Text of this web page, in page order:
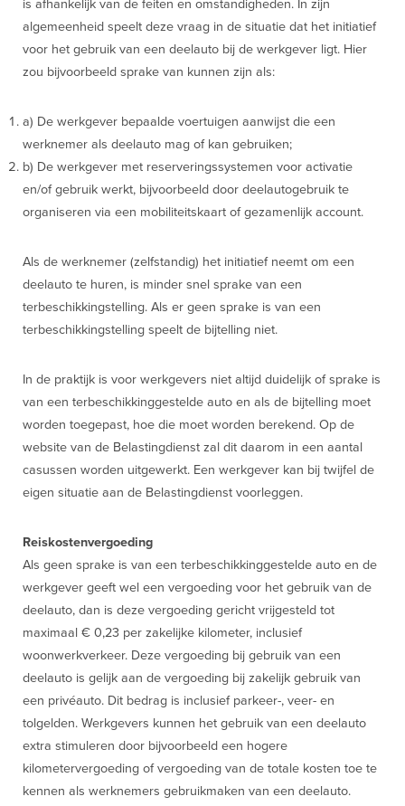
is afhankelijk van de feiten en omstandigheden. In zijn
algemeenheid speelt deze vraag in de situatie dat het initiatief
voor het gebruik van een deelauto bij de werkgever ligt. Hier
zou bijvoorbeeld sprake van kunnen zijn als:
a) De werkgever bepaalde voertuigen aanwijst die een
werknemer als deelauto mag of kan gebruiken;
b) De werkgever met reserveringssystemen voor activatie
en/of gebruik werkt, bijvoorbeeld door deelautogebruik te
organiseren via een mobiliteitskaart of gezamenlijk account.
Als de werknemer (zelfstandig) het initiatief neemt om een
deelauto te huren, is minder snel sprake van een
terbeschikkingstelling. Als er geen sprake is van een
terbeschikkingstelling speelt de bijtelling niet.
In de praktijk is voor werkgevers niet altijd duidelijk of sprake is
van een terbeschikkinggestelde auto en als de bijtelling moet
worden toegepast, hoe die moet worden berekend. Op de
website van de Belastingdienst zal dit daarom in een aantal
casussen worden uitgewerkt. Een werkgever kan bij twijfel de
eigen situatie aan de Belastingdienst voorleggen.
Reiskostenvergoeding
Als geen sprake is van een terbeschikkinggestelde auto en de
werkgever geeft wel een vergoeding voor het gebruik van de
deelauto, dan is deze vergoeding gericht vrijgesteld tot
maximaal € 0,23 per zakelijke kilometer, inclusief
woonwerkverkeer. Deze vergoeding bij gebruik van een
deelauto is gelijk aan de vergoeding bij zakelijk gebruik van
een privéauto. Dit bedrag is inclusief parkeer-, veer- en
tolgelden. Werkgevers kunnen het gebruik van een deelauto
extra stimuleren door bijvoorbeeld een hogere
kilometervergoeding of vergoeding van de totale kosten toe te
kennen als werknemers gebruikmaken van een deelauto.